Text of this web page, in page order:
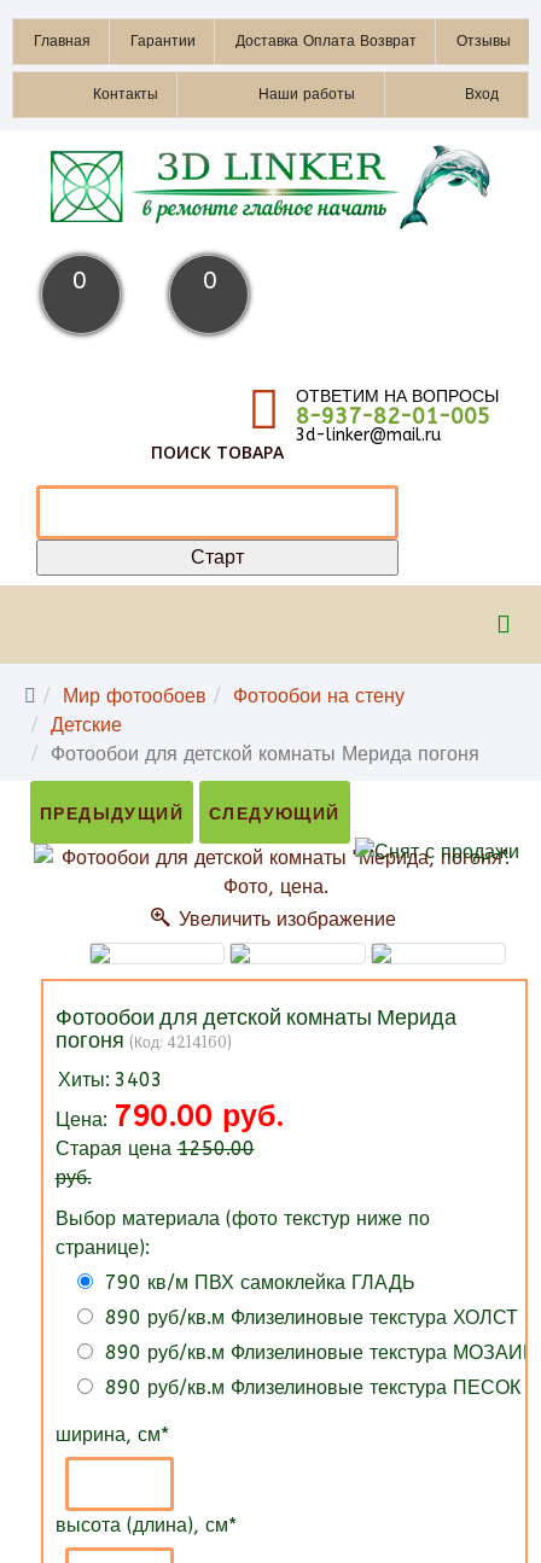
Главная Гарантии Доставка Оплата Возврат Отзывы
Контакты Наши работы Вход
0 0
ОТВЕТИМ НА ВОПРОСЫ
8-937-82-01-005
3d-linker@mail.ru
ПОИСК ТОВАРА
Мир фотообоев
Фотообои на стену
Детские
Фотообои для детской комнаты Мерида погоня
ПРЕДЫДУЩИЙ СЛЕДУЮЩИЙ
Увеличить изображение
Фотообои для детской комнаты Мерида
погоня (Код: 4214160)
Хиты: 3403
Цена: 790.00 руб.
Старая цена1250.00
руб.
Выбор материала (фото текстур ниже по
странице):
790 кв/м ПВХ самоклейка ГЛАДЬ
890 руб/кв.м Флизелиновые текстура ХОЛСТ
890 руб/кв.м Флизелиновые текстура
890 руб/кв.м Флизелиновые текстура ПЕСОК
ширина, см*
высота (длина), см*